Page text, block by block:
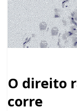
O direito
corre